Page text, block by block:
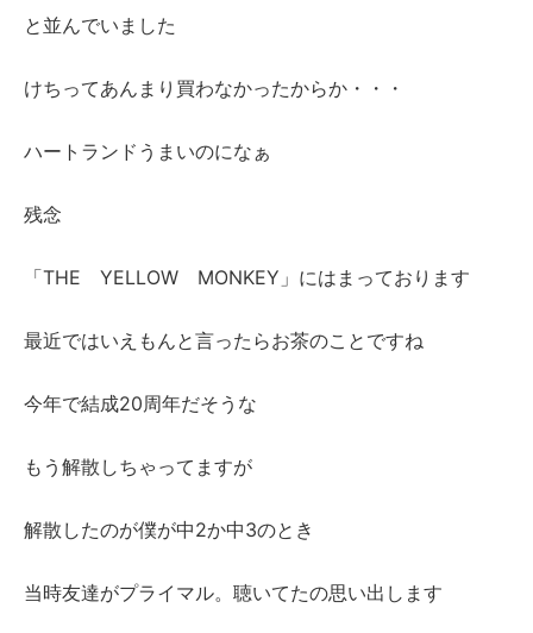
と並んでいました
けちってあんまり買わなかったからか・・・
ハートランドうまいのになぁ
残念
「THE YELLOW MONKEY」にはまっております
最近ではいえもんと言ったらお茶のことですね
今年で結成20周年だそうな
もう解散しちゃってますが
解散したのが僕が中2か中3のとき
当時友達がプライマル。聴いてたの思い出します